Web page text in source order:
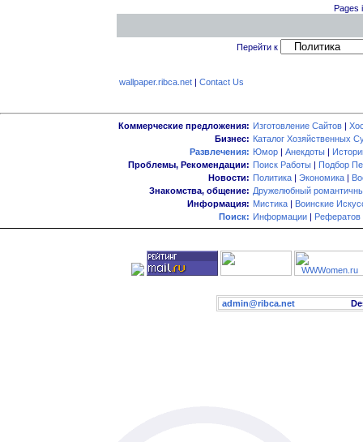
Pages
Перейти к
wallpaper.ribca.net| Contact Us
Коммерческие предложения: Изготовление Сайтов |
Бизнес: Каталог Хозяйственных
Развлечения: Юмор | Анекдоты |
Проблемы, Рекомендации: Поиск Работы | Подбор
Новости: Политика | Экономика |
Знакомства, общение: Дружелюбный
Информация: Мистика | Воинские
Поиск: Информации | Рефератов
admin@ribca.net